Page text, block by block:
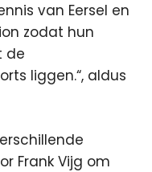
van Eersel en
zodat hun
de
liggen.“, aldus
Frank Vijg om